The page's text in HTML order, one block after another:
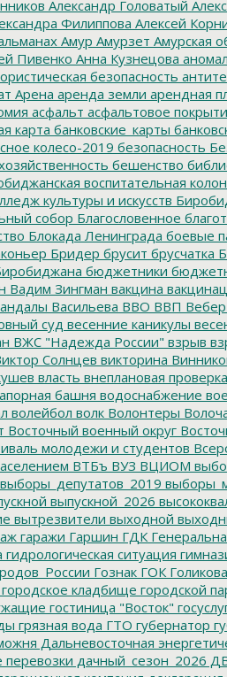
Александр Головатый
Филиппова Алексей
Амур Амурзет Амурская
Пивенко Анна Кузнецова
безопасность
Арена аренда земли арендная
асфальт асфальтовое
карта банковские_карты
колесо-2019 безопасность
бешенство
воспитательная
культуры и искусств
собор Благословенное
Блокада Ленинграда боевые
Бридер брусит брусчатка
бюджетники
Вадим Зингман вакцина
Васильева ВВО ВВП Вебер
суд весенние каникулы
ВЖС "Надежда России" взрыв
Солнцев викторина
власть внеплановая проверка
башня водоснабжение
волейбол волк Волонтеры
Восточный военный округ
молодежи и студентов
ВТБъ ВУЗ ВЦИОМ
выборы_депутатов_2019
выпускной_2026
вытрезвители выходной
гаражи Гаршин ГДК
гидрологическая ситуация
Гознак ГОК Голикова
городское кладбище городской
гостиница "Восток"
грязная вода ГТО губернатор
Дальневосточная
перевозки дачный_сезон_2026